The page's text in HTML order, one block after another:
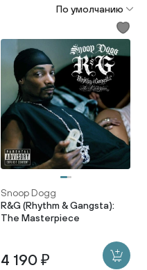
По умолчанию
Snoop Dogg
R&G (Rhythm & Gangsta):
The Masterpiece
4 190 ₽